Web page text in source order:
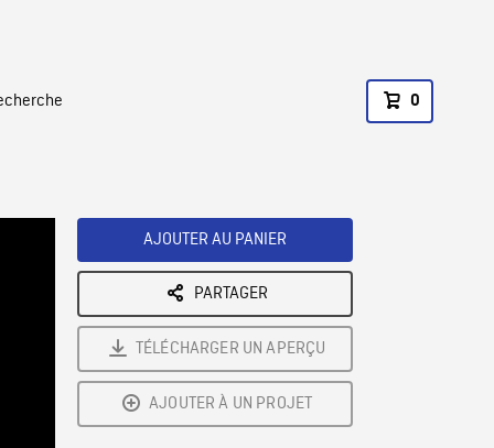
0
AJOUTER AU PANIER
PARTAGER
TÉLÉCHARGER UN APERÇU
AJOUTER À UN PROJET